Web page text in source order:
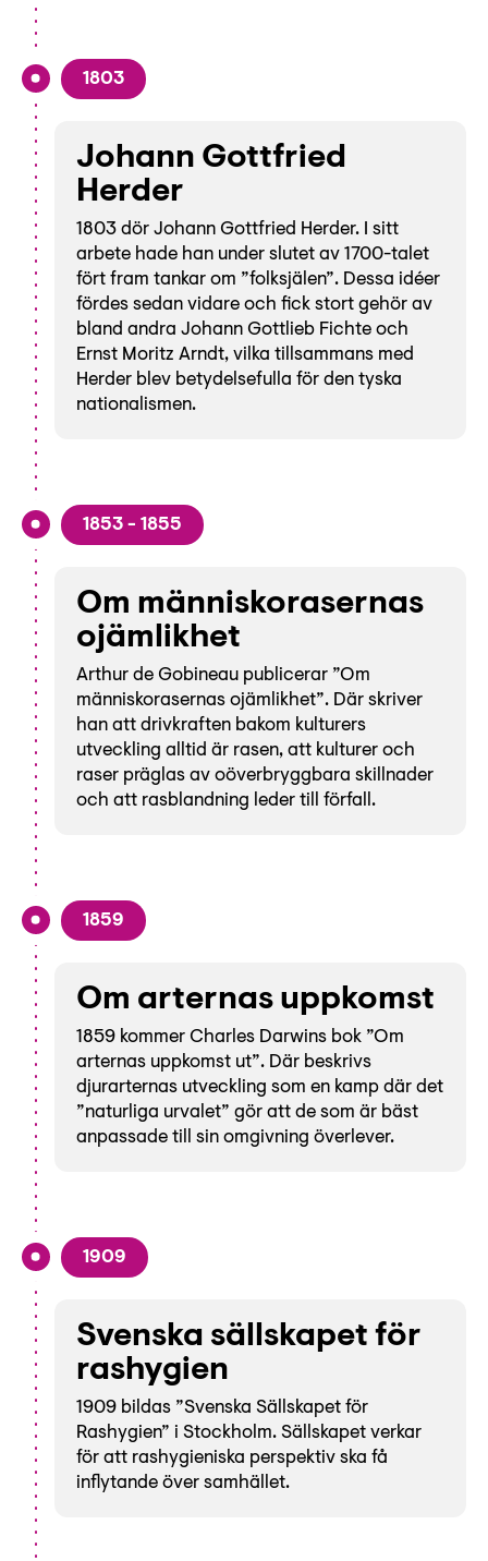
1803
Johann Gottfried
Herder
1803 dör Johann Gottfried Herder. I sitt
arbete hade han under slutet av 1700-talet
fört fram tankar om ”folksjälen”. Dessa idéer
fördes sedan vidare och fick stort gehör av
bland andra Johann Gottlieb Fichte och
Ernst Moritz Arndt, vilka tillsammans med
Herder blev betydelsefulla för den tyska
nationalismen.
1853 - 1855
Om människorasernas
ojämlikhet
Arthur de Gobineau publicerar ”Om
människorasernas ojämlikhet”. Där skriver
han att drivkraften bakom kulturers
utveckling alltid är rasen, att kulturer och
raser präglas av oöverbryggbara skillnader
och att rasblandning leder till förfall.
1859
Om arternas uppkomst
1859 kommer Charles Darwins bok ”Om
arternas uppkomst ut”. Där beskrivs
djurarternas utveckling som en kamp där det
”naturliga urvalet” gör att de som är bäst
anpassade till sin omgivning överlever.
1909
Svenska sällskapet för
rashygien
1909 bildas ”Svenska Sällskapet för
Rashygien” i Stockholm. Sällskapet verkar
för att rashygieniska perspektiv ska få
inflytande över samhället.